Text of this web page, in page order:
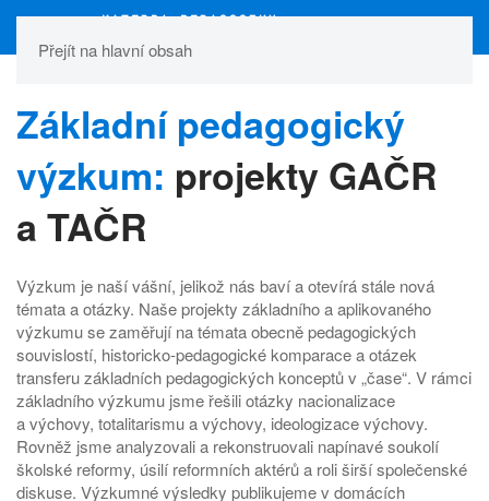
Přejít na hlavní obsah
Základní pedagogický
výzkum: projekty GAČR
a TAČR
Výzkum je naší vášní, jelikož nás baví a otevírá stále nová
témata a otázky. Naše projekty základního a aplikovaného
výzkumu se zaměřují na témata obecně pedagogických
souvislostí, historicko-pedagogické komparace a otázek
transferu základních pedagogických konceptů v „čase“. V rámci
základního výzkumu jsme řešili otázky nacionalizace
a výchovy, totalitarismu a výchovy, ideologizace výchovy.
Rovněž jsme analyzovali a rekonstruovali napínavé soukolí
školské reformy, úsilí reformních aktérů a roli širší společenské
diskuse. Výzkumné výsledky publikujeme v domácích